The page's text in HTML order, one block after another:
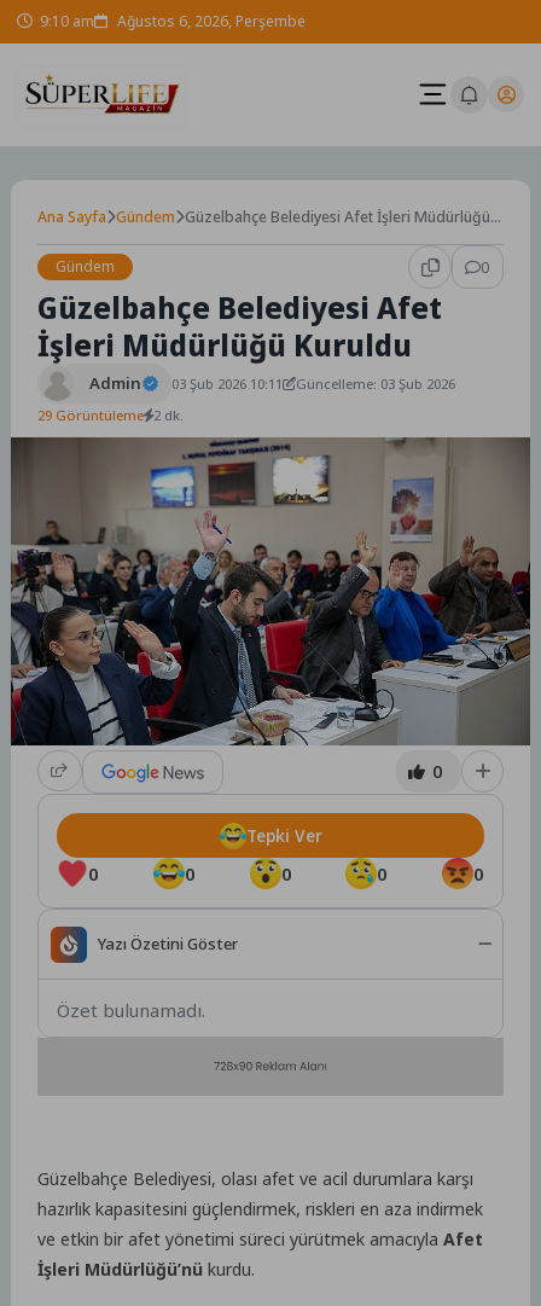
Skip 9:10 am Ağustos 6, 2026, Perşembe
Ana Sayfa Gündem Güzelbahçe Belediyesi Afet İşleri Müdürlüğü
Gündem
0
Güzelbahçe Belediyesi Afet
İşleri Müdürlüğü Kuruldu
Admin 03 Şub 2026 10:11
Güncelleme: 03 Şub 2026
29 Görüntüleme 2 dk.
0
0 0 0 0 0
Tepki Ver
Yazı Özetini Göster
Özet bulunamadı.
Güzelbahçe Belediyesi, olası afet ve acil durumlara karşı
hazırlık kapasitesini güçlendirmek, riskleri en aza indirmek
ve etkin bir afet yönetimi süreci yürütmek amacıylaAfet
İşleri Müdürlüğü’nü kurdu.